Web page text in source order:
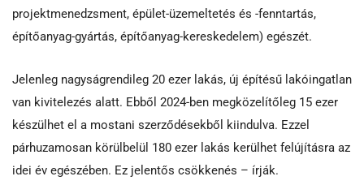
projektmenedzsment, épület-üzemeltetés és -fenntartás,
építőanyag-gyártás, építőanyag-kereskedelem) egészét.
Jelenleg nagyságrendileg 20 ezer lakás, új építésű lakóingatlan
van kivitelezés alatt. Ebből 2024-ben megközelítőleg 15 ezer
készülhet el a mostani szerződésekből kiindulva. Ezzel
párhuzamosan körülbelül 180 ezer lakás kerülhet felújításra az
idei év egészében. Ez jelentős csökkenés – írják.